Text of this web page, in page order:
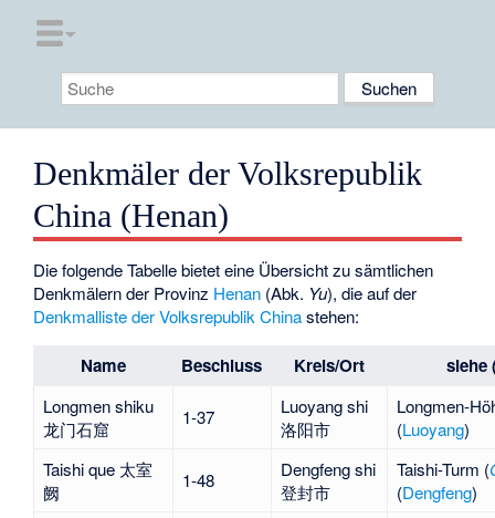
Denkmäler der Volksrepublik
China (Henan)
Die folgende Tabelle bietet eine Übersicht zu sämtlichen
Denkmälern der Provinz Henan (Abk. Yu), die auf der
Denkmalliste der Volksrepublik Chinastehen:
Name Beschluss Kreis/Ort siehe
Longmen shiku
龙门石窟
1-37
Luoyang shi
洛阳市
Longmen-
(Luoyang)
Taishi que 太室
阙
1-48
Dengfeng shi
登封市
Taishi-Turm (
(Dengfeng)